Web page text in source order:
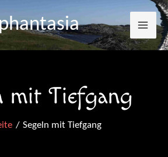
mit Tiefgang
Segeln mit Tiefgang